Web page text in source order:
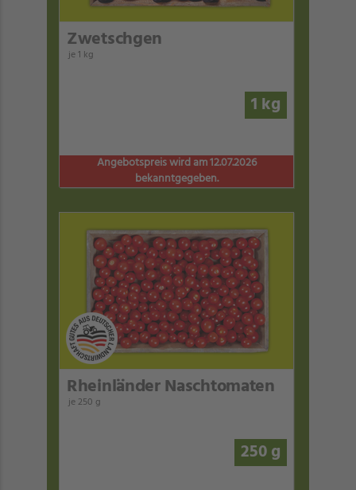
1 kg
Zwetschgen
je 1 kg
Angebotspreis wird am 12.07.2026
bekanntgegeben.
250 g
Rheinländer Naschtomaten
je 250 g